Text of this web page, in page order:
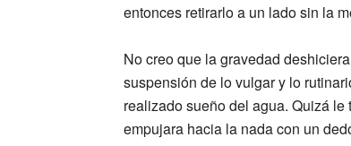
entonces retirarlo a un lado sin la
No creo que la gravedad
suspensión de lo vulgar y lo
realizado sueño del agua. Quizá
empujara hacia la nada con un